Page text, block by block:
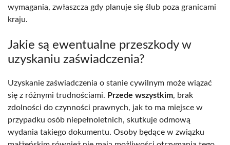
wymagania, zwłaszcza gdy planuje się ślub poza granicami
kraju.
Jakie są ewentualne przeszkody w
uzyskaniu zaświadczenia?
Uzyskanie zaświadczenia o stanie cywilnym może wiązać
się z różnymi trudnościami. Przede wszystkim, brak
zdolności do czynności prawnych, jak to ma miejsce w
przypadku osób niepełnoletnich, skutkuje odmową
wydania takiego dokumentu. Osoby będące w związku